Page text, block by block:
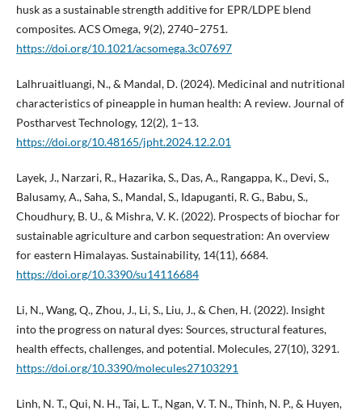
husk as a sustainable strength additive for EPR/LDPE blend
composites. ACS Omega, 9(2), 2740–2751.
https://doi.org/10.1021/acsomega.3c07697
Lalhruaitluangi, N., & Mandal, D. (2024). Medicinal and nutritional
characteristics of pineapple in human health: A review. Journal of
Postharvest Technology, 12(2), 1–13.
https://doi.org/10.48165/jpht.2024.12.2.01
Layek, J., Narzari, R., Hazarika, S., Das, A., Rangappa, K., Devi, S.,
Balusamy, A., Saha, S., Mandal, S., Idapuganti, R. G., Babu, S.,
Choudhury, B. U., & Mishra, V. K. (2022). Prospects of biochar for
sustainable agriculture and carbon sequestration: An overview
for eastern Himalayas. Sustainability, 14(11), 6684.
https://doi.org/10.3390/su14116684
Li, N., Wang, Q., Zhou, J., Li, S., Liu, J., & Chen, H. (2022). Insight
into the progress on natural dyes: Sources, structural features,
health effects, challenges, and potential. Molecules, 27(10), 3291.
https://doi.org/10.3390/molecules27103291
Linh, N. T., Qui, N. H., Tai, L. T., Ngan, V. T. N., Thinh, N. P., & Huyen,